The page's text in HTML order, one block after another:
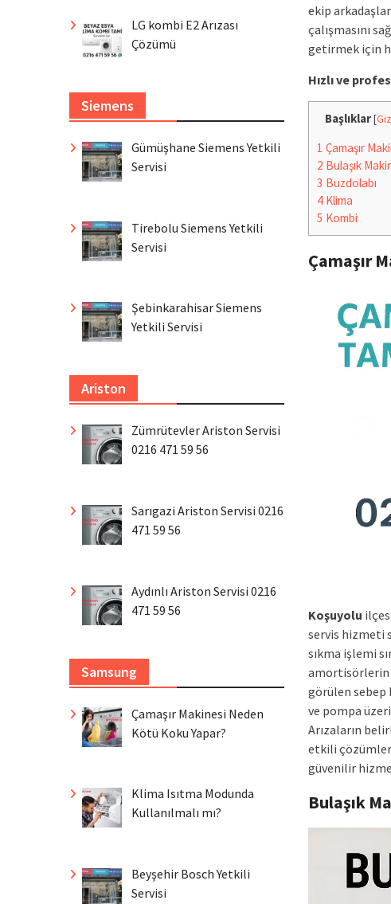
ekip
çalışmasını
getirmek için
Hızlı ve
Başlıklar [
1 Çamaşır
2 Bulaşık
3 Buzdolabı
4 Klima
5 Kombi
Çamaşır
Koşuyolu
servis hizmeti
sıkma işlemi
amortisörlerin
görülen sebep
ve pompa
Arızaların
etkili çözümler
güvenilir
Bulaşık
LG kombi E2 Arızası
Çözümü
Siemens
Gümüşhane Siemens Yetkili
Servisi
Tirebolu Siemens Yetkili
Servisi
Şebinkarahisar Siemens
Yetkili Servisi
Ariston
Zümrütevler Ariston Servisi
0216 471 59 56
Sarıgazi Ariston Servisi 0216
471 59 56
Aydınlı Ariston Servisi 0216
471 59 56
Samsung
Çamaşır Makinesi Neden
Kötü Koku Yapar?
Klima Isıtma Modunda
Kullanılmalı mı?
Beyşehir Bosch Yetkili
Servisi